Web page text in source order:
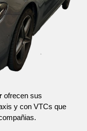
ofrecen sus
y con VTCs que